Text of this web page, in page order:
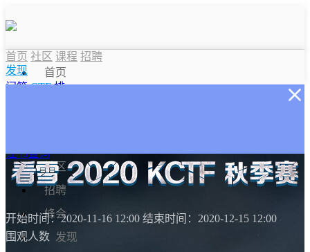
首页
社区
招聘
峰会
发现
首页 社区 课程 招聘
发现
问答 CTF 排
证书查询
开始时间：2020-11-16 12:00 结束时间：2020-12-15 12:00
围观人数